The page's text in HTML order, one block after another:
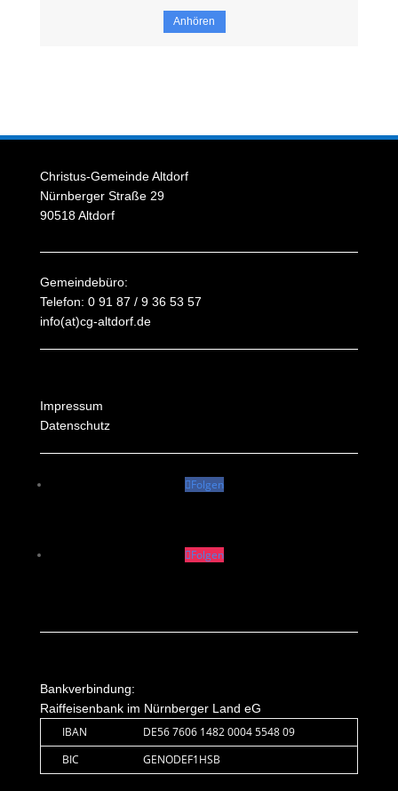
Anhören
Christus-Gemeinde Altdorf
Nürnberger Straße 29
90518 Altdorf
Gemeindebüro:
Telefon: 0 91 87 / 9 36 53 57
info(at)cg-altdorf.de
Impressum
Datenschutz
Folgen
Folgen
Bankverbindung:
Raiffeisenbank im Nürnberger Land eG
IBAN
DE56 7606 1482 0004 5548 09
BIC
GENODEF1HSB